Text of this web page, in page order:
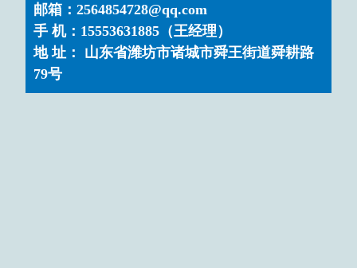
邮箱：2564854728@qq.com
手 机：15553631885（王经理）
地 址： 山东省潍坊市诸城市舜王街道舜耕路
79号